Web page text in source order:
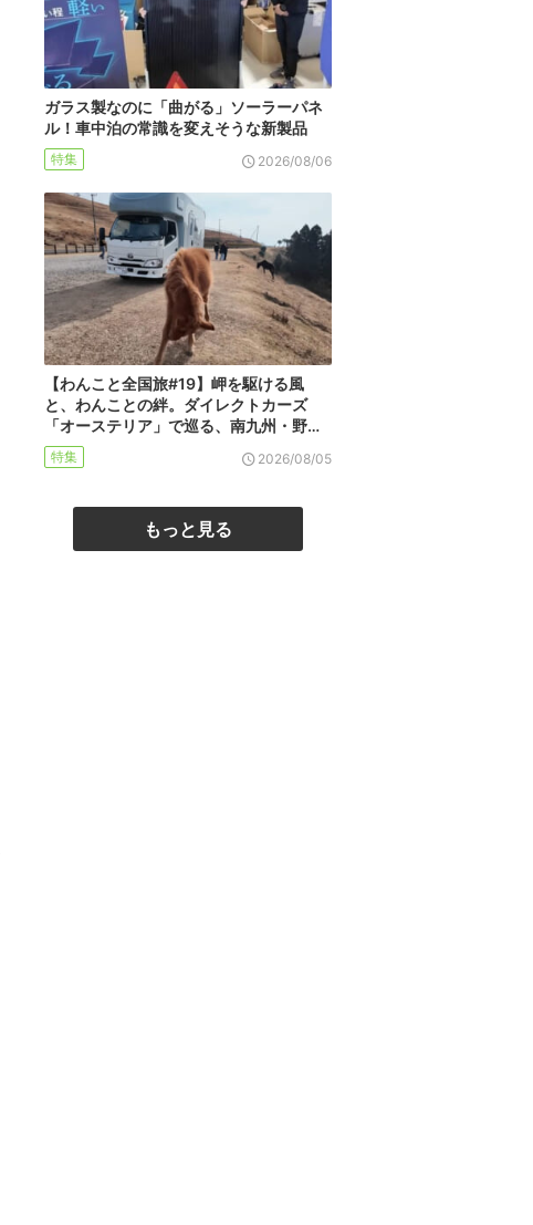
ガラス製なのに「曲がる」ソーラーパネ
ル！車中泊の常識を変えそうな新製品
特集 2026/08/06
【わんこと全国旅#19】岬を駆ける風
と、わんことの絆。ダイレクトカーズ
「オーステリア」で巡る、南九州・野…
特集 2026/08/05
もっと見る